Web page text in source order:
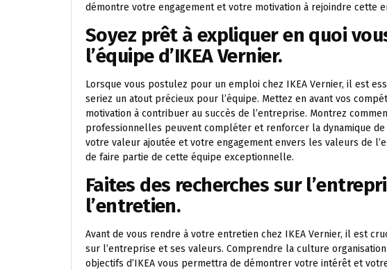
démontre votre engagement et votre motivation à rejoindre cette
Soyez prêt à expliquer en quoi
l’équipe d’IKEA Vernier.
Lorsque vous postulez pour un emploi chez IKEA Vernier, il est
seriez un atout précieux pour l’équipe. Mettez en avant vos
motivation à contribuer au succès de l’entreprise. Montrez
professionnelles peuvent compléter et renforcer la dynamique de
votre valeur ajoutée et votre engagement envers les valeurs de
de faire partie de cette équipe exceptionnelle.
Faites des recherches sur
l’entretien.
Avant de vous rendre à votre entretien chez IKEA Vernier, il est
sur l’entreprise et ses valeurs. Comprendre la culture
objectifs d’IKEA vous permettra de démontrer votre intérêt et